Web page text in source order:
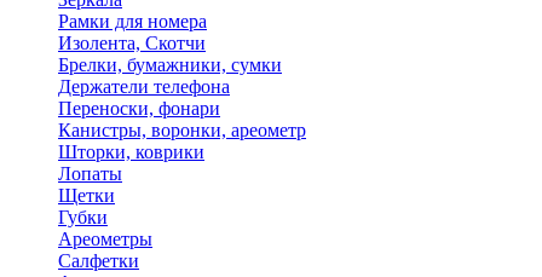
Рамки для номера
Изолента, Скотчи
Брелки, бумажники, сумки
Держатели телефона
Переноски, фонари
Канистры, воронки, ареометр
Шторки, коврики
Лопаты
Щетки
Губки
Ареометры
Салфетки